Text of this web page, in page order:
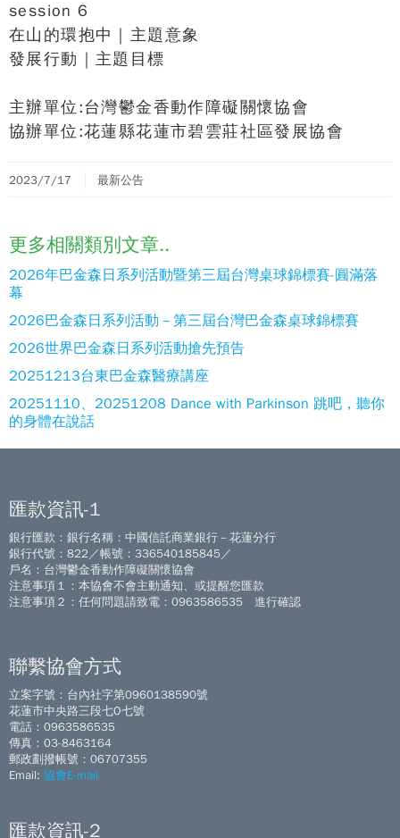
session 6
在山的環抱中｜主題意象
發展行動｜主題目標
主辦單位:台灣鬱金香動作障礙關懷協會
協辦單位:花蓮縣花蓮市碧雲莊社區發展協會
2023/7/17 最新公告
更多相關類別文章..
2026年巴金森日系列活動暨第三屆台灣桌球錦標賽-圓滿落
幕
2026巴金森日系列活動－第三屆台灣巴金森桌球錦標賽
2026世界巴金森日系列活動搶先預告
20251213台東巴金森醫療講座
20251110、20251208 Dance with Parkinson 跳吧，聽你
的身體在說話
匯款資訊-1
銀行匯款：銀行名稱：中國信託商業銀行－花蓮分行
銀行代號：822／帳號：336540185845／
戶名：台灣鬱金香動作障礙關懷協會
注意事項１：本協會不會主動通知、或提醒您匯款
注意事項２：任何問題請致電：0963586535 進行確認
聯繫協會方式
立案字號：台內社字第0960138590號
花蓮市中央路三段七O七號
電話：0963586535
傳真：03-8463164
郵政劃撥帳號：06707355
Email: 協會E-mail
匯款資訊-2